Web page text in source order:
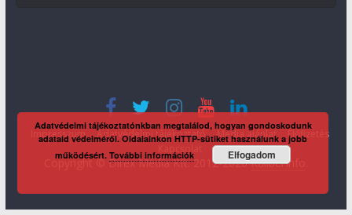
Impresszum Adatvédelmi tájékoztató Média ajánlat
Előfizetés
Copyright © Direx Média Kft. 2012-2026KaliberInfo
Adatvédelmi tájékoztatónkban megtalálod, hogyan gondoskodunk
adataid védelméről. Oldalainkon HTTP-sütiket használunk a jobb
működésért.További információk Elfogadom